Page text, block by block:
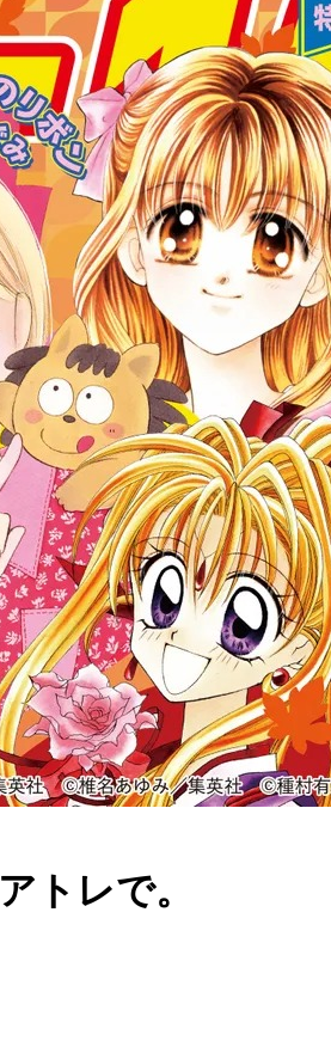
トレで。